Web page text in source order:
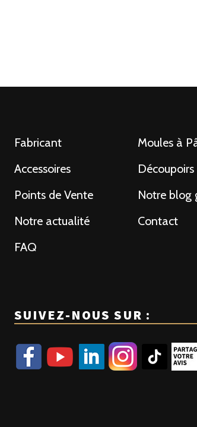
Fabricant
Moules à
Accessoires
Découpoirs
Points de Vente
Notre blog
Notre actualité
Contact
FAQ
SUIVEZ-NOUS SUR :